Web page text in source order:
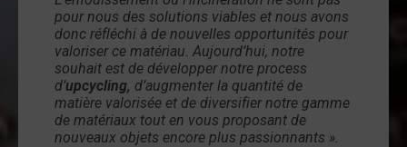
pour nous des solutions viables et nous avons
donc réfléchi à de nouvelles opportunités pour
valoriser ce matériau. Aujourd’hui, notre
souhait est de développer notre process
d’upcycling, d’augmenter la quantité de
matière valorisée et de diversifier notre gamme
de matériaux tout en vous proposant de
nouveaux objets encore plus passionnants ».